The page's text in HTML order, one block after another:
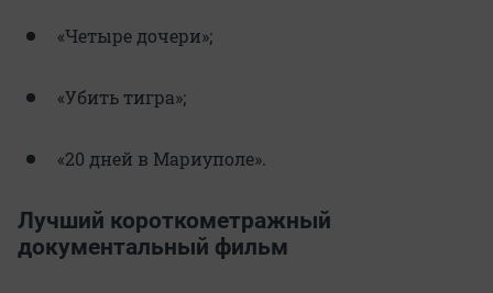
«Четыре дочери»;
«Убить тигра»;
«20 дней в Мариуполе».
Лучший короткометражный
документальный фильм